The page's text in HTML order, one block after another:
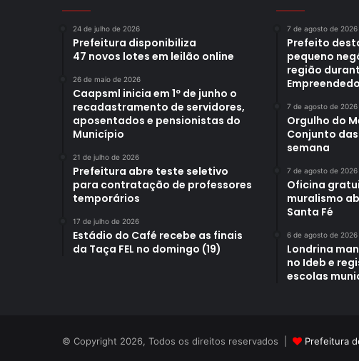
24 de julho de 2026
Prefeitura disponibiliza
47 novos lotes em leilão online
26 de maio de 2026
Caapsml inicia em 1º de junho o
recadastramento de servidores,
aposentados e pensionistas do
Município
21 de julho de 2026
Prefeitura abre teste seletivo
para contratação de professores
temporários
17 de julho de 2026
Estádio do Café recebe as finais
da Taça FEL no domingo (19)
7 de agosto de 2026
Prefeito
pequeno
região
7 de agosto de 2026
Orgulho do
Conjunto
semana
7 de agosto de 2026
Oficina
muralismo
Santa Fé
6 de agosto de 2026
Londrina
no Ideb e
escolas
© Copyright 2026, Todos os direitos reservados | Prefeitura